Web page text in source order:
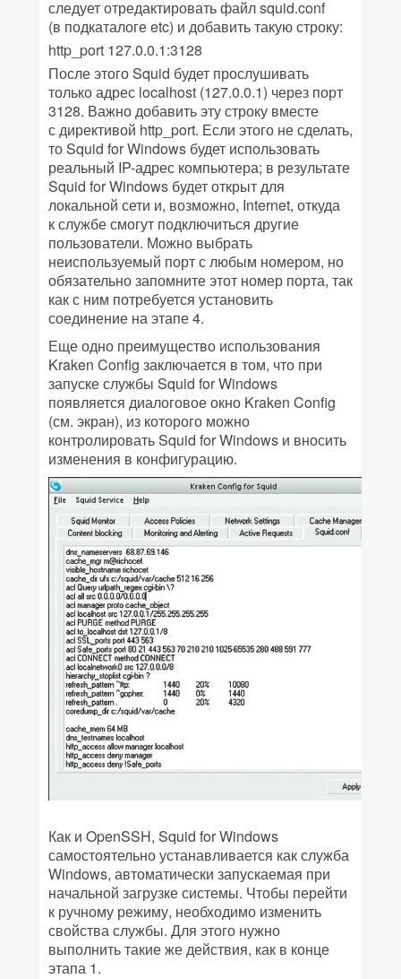
следует отредактировать файл squid.conf
(в подкаталоге etc) и добавить такую строку:
http_port 127.0.0.1:3128
После этого Squid будет прослушивать
только адрес localhost (127.0.0.1) через порт
3128. Важно добавить эту строку вместе
с директивой http_port. Если этого не сделать,
то Squid for Windows будет использовать
реальный IP-адрес компьютера; в результате
Squid for Windows будет открыт для
локальной сети и, возможно, Internet, откуда
к службе смогут подключиться другие
пользователи. Можно выбрать
неиспользуемый порт с любым номером, но
обязательно запомните этот номер порта, так
как с ним потребуется установить
соединение на этапе 4.
Еще одно преимущество использования
Kraken Config заключается в том, что при
запуске службы Squid for Windows
появляется диалоговое окно Kraken Config
(см. экран), из которого можно
контролировать Squid for Windows и вносить
изменения в конфигурацию.
Как и OpenSSH, Squid for Windows
самостоятельно устанавливается как служба
Windows, автоматически запускаемая при
начальной загрузке системы. Чтобы перейти
к ручному режиму, необходимо изменить
свойства службы. Для этого нужно
выполнить такие же действия, как в конце
этапа 1.